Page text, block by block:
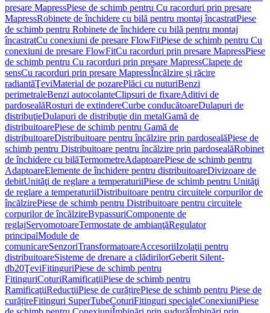
presare MapressPiese de schimb pentru Cu racorduri prin presare
MapressRobinete de închidere cu bilă pentru montaj încastratPiese
de schimb pentru Robinete de închidere cu bilă pentru montaj
încastratCu conexiuni de presare FlowFitPiese de schimb pentru Cu
conexiuni de presare FlowFitCu racorduri prin presare MapressPiese
de schimb pentru Cu racorduri prin presare MapressClapete de
sensCu racorduri prin presare MapressÎncălzire și răcire
radiantăŢeviMaterial de pozarePlăci cu nuturiBenzi
perimetraleBenzi autocolanteClipsuri de fixareAditivi de
pardosealăRosturi de extindereCurbe conducătoareDulapuri de
distribuţieDulapuri de distribuţie din metalGamă de
distribuitoarePiese de schimb pentru Gamă de
distribuitoareDistribuitoare pentru încălzire prin pardosealăPiese de
schimb pentru Distribuitoare pentru încălzire prin pardosealăRobinet
de închidere cu bilăTermometreAdaptoarePiese de schimb pentru
AdaptoareElemente de închidere pentru distribuitoareDivizoare de
debitUnităţi de reglare a temperaturiiPiese de schimb pentru Unităţi
de reglare a temperaturiiDistribuitoare pentru circuitele corpurilor de
încălzirePiese de schimb pentru Distribuitoare pentru circuitele
corpurilor de încălzireBypassuriComponente de
reglajServomotoareTermostate de ambianţăRegulator
principalModule de
comunicareSenzoriTransformatoareAccesoriiIzolaţii pentru
distribuitoareSisteme de drenare a clădirilorGeberit Silent-
db20ŢeviFitinguriPiese de schimb pentru
FitinguriCoturiRamificaţiiPiese de schimb pentru
RamificaţiiReducţiiPiese de curățirePiese de schimb pentru Piese de
curățireFitinguri SuperTubeCoturiFitinguri specialeConexiuniPiese